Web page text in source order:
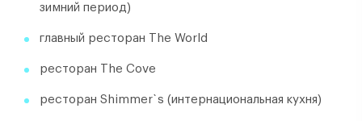
зимний период)
главный ресторан The World
ресторан The Cove
ресторан Shimmer`s (интернациональная кухня)